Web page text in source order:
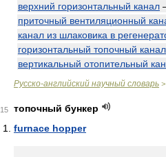
верхний горизонтальный канал
приточный вентиляционный
канал из шлаковика в
горизонтальный топочный канал
вертикальный отопительный
Русско-английский научный словарь >
15
топочный бункер
furnace hopper